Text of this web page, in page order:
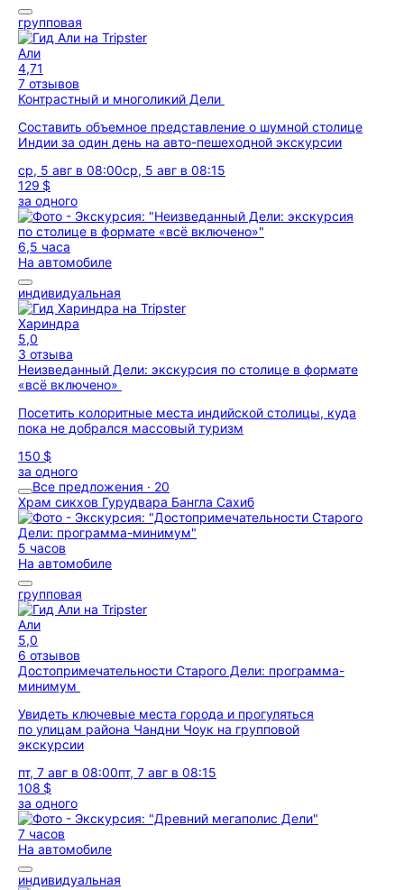
групповая
Али
4,71
7 отзывов
Контрастный и многоликий Дели
Составить объемное представление о шумной столице
Индии за один день на авто-пешеходной экскурсии
ср, 5 авг в 08:00ср, 5 авг в 08:15
129 $
за одного
6,5 часа
На автомобиле
индивидуальная
Хариндра
5,0
3 отзыва
Неизведанный Дели: экскурсия по столице в формате
«всё включено»
Посетить колоритные места индийской столицы, куда
пока не добрался массовый туризм
150 $
за одного
Все предложения · 20
Храм сикхов Гурудвара Бангла Сахиб
5 часов
На автомобиле
групповая
Али
5,0
6 отзывов
Достопримечательности Старого Дели: программа-
минимум
Увидеть ключевые места города и прогуляться
по улицам района Чандни Чоук на групповой
экскурсии
пт, 7 авг в 08:00пт, 7 авг в 08:15
108 $
за одного
7 часов
На автомобиле
индивидуальная